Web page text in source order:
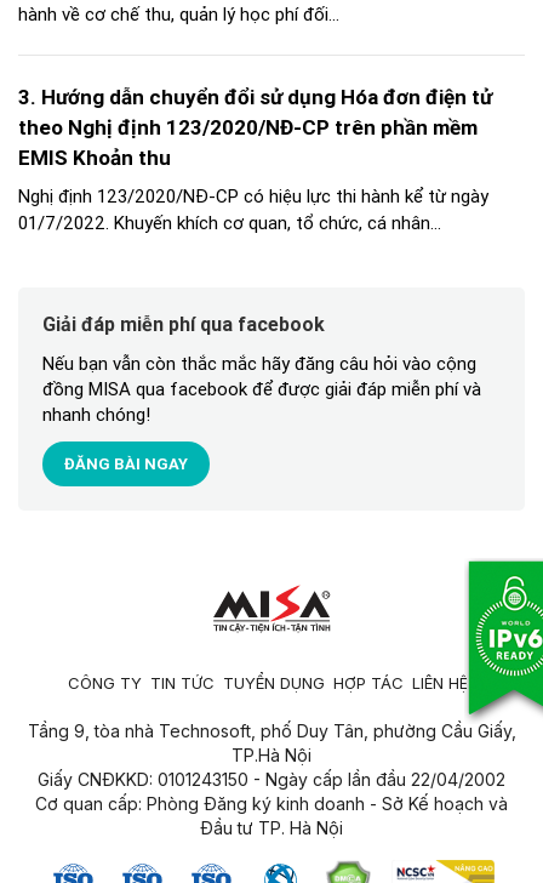
hành về cơ chế thu, quản lý học phí đối...
3. Hướng dẫn chuyển đổi sử dụng Hóa đơn điện tử
theo Nghị định 123/2020/NĐ-CP trên phần mềm
EMIS Khoản thu
Nghị định 123/2020/NĐ-CP có hiệu lực thi hành kể từ ngày
01/7/2022. Khuyến khích cơ quan, tổ chức, cá nhân...
Giải đáp miễn phí qua facebook
Nếu bạn vẫn còn thắc mắc hãy đăng câu hỏi vào cộng
đồng MISA qua facebook để được giải đáp miễn phí và
nhanh chóng!
ĐĂNG BÀI NGAY
CÔNG TY TIN TỨC TUYỂN DỤNG HỢP TÁC LIÊN HỆ
Tầng 9, tòa nhà Technosoft, phố Duy Tân, phường Cầu Giấy,
TP.Hà Nội
Giấy CNĐKKD: 0101243150 - Ngày cấp lần đầu 22/04/2002
Cơ quan cấp: Phòng Đăng ký kinh doanh - Sở Kế hoạch và
Đầu tư TP. Hà Nội